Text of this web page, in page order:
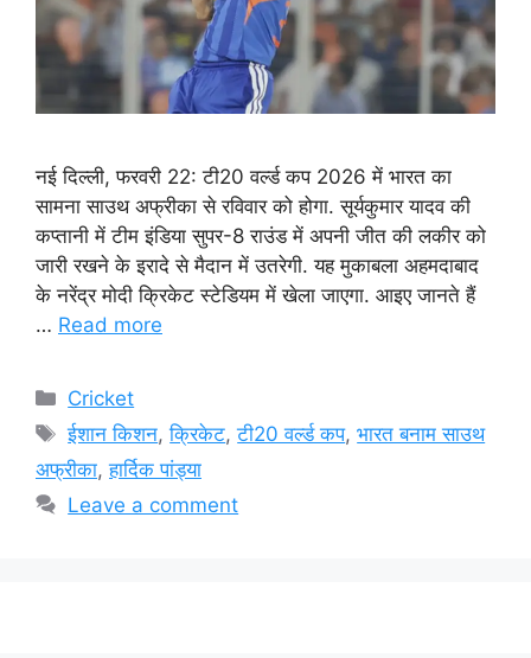
नई दिल्ली, फरवरी 22: टी20 वर्ल्ड कप 2026 में भारत का
सामना साउथ अफ्रीका से रविवार को होगा. सूर्यकुमार यादव की
कप्तानी में टीम इंडिया सुपर-8 राउंड में अपनी जीत की लकीर को
जारी रखने के इरादे से मैदान में उतरेगी. यह मुकाबला अहमदाबाद
के नरेंद्र मोदी क्रिकेट स्टेडियम में खेला जाएगा. आइए जानते हैं
… Read more
Categories
Cricket
Tags
ईशान किशन,क्रिकेट,टी20 वर्ल्ड कप,भारत बनाम साउथ
अफ्रीका,हार्दिक पांड्या
Leave a comment